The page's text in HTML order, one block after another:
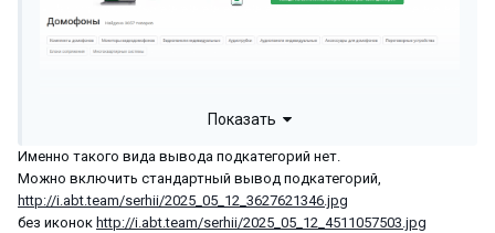
Показать
Именно такого вида вывода подкатегорий нет.
Можно включить стандартный вывод подкатегорий,
http://i.abt.team/serhii/2025_05_12_3627621346.jpg
без иконок http://i.abt.team/serhii/2025_05_12_4511057503.jpg